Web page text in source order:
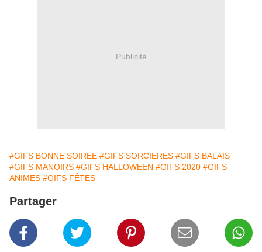
Publicité
#GIFS BONNE SOIREE #GIFS SORCIERES #GIFS BALAIS
#GIFS MANOIRS #GIFS HALLOWEEN #GIFS 2020 #GIFS
ANIMES #GIFS FÊTES
Partager